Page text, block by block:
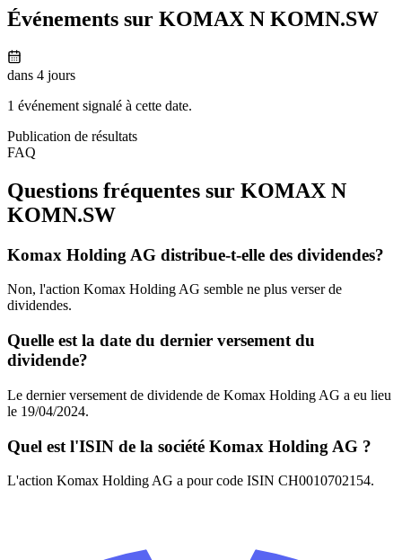
Événements sur KOMAX N KOMN.SW
dans 4 jours
1 événement signalé à cette date.
Publication de résultats
FAQ
Questions fréquentes sur KOMAX N
KOMN.SW
Komax Holding AG distribue-t-elle des dividendes?
Non, l'action Komax Holding AG semble ne plus verser de
dividendes.
Quelle est la date du dernier versement du
dividende?
Le dernier versement de dividende de Komax Holding AG a eu lieu
le 19/04/2024.
Quel est l'ISIN de la société Komax Holding AG ?
L'action Komax Holding AG a pour code ISIN CH0010702154.